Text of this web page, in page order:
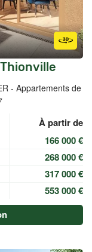
- Appartements de
À partir de
166 000 €
268 000 €
317 000 €
553 000 €